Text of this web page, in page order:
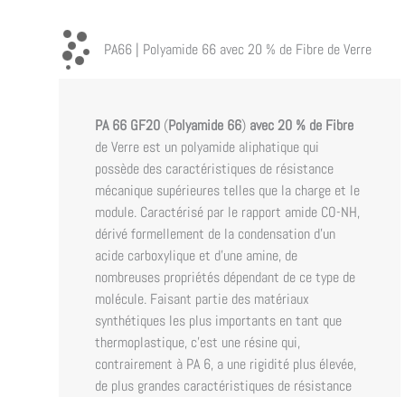
PA66 | Polyamide 66 avec 20 % de Fibre de Verre
PA 66 GF20 (Polyamide 66) avec 20 % de Fibre
de Verre est un polyamide aliphatique qui
possède des caractéristiques de résistance
mécanique supérieures telles que la charge et le
module. Caractérisé par le rapport amide CO-NH,
dérivé formellement de la condensation d’un
acide carboxylique et d’une amine, de
nombreuses propriétés dépendant de ce type de
molécule. Faisant partie des matériaux
synthétiques les plus importants en tant que
thermoplastique, c’est une résine qui,
contrairement à PA 6, a une rigidité plus élevée,
de plus grandes caractéristiques de résistance